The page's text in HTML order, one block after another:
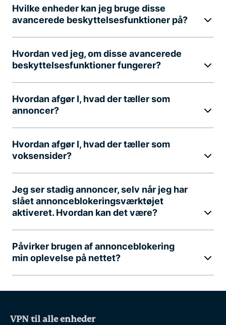
Hvilke enheder kan jeg bruge disse
avancerede beskyttelsesfunktioner på?
Hvordan ved jeg, om disse avancerede
beskyttelsesfunktioner fungerer?
Hvordan afgør I, hvad der tæller som
annoncer?
Hvordan afgør I, hvad der tæller som
voksensider?
Jeg ser stadig annoncer, selv når jeg har
slået annonceblokeringsværktøjet
aktiveret. Hvordan kan det være?
Påvirker brugen af annonceblokering
min oplevelse på nettet?
VPN til alle enheder